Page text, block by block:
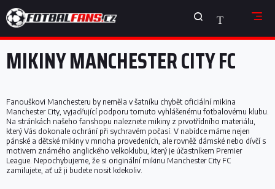
na
obsah
NÁKUPNÍ
KOŠÍK
MIKINY MANCHESTER CITY FC
Fanouškovi Manchesteru by neměla v šatníku chybět oficiální mikina
Manchester City, vyjadřující podporu tomuto vyhlášenému fotbalovému klubu.
Na stránkách našeho fanshopu naleznete mikiny z prvotřídního materiálu,
který Vás dokonale ochrání při sychravém počasí. V nabídce máme nejen
pánské a dětské mikiny v mnoha provedeních, ale rovněž dámské nebo dívčí s
motivem známého anglického velkoklubu, který je účastníkem Premier
League. Nepochybujeme, že si originální mikinu Manchester City FC
zamilujete, ať už ji budete nosit kdekoliv.